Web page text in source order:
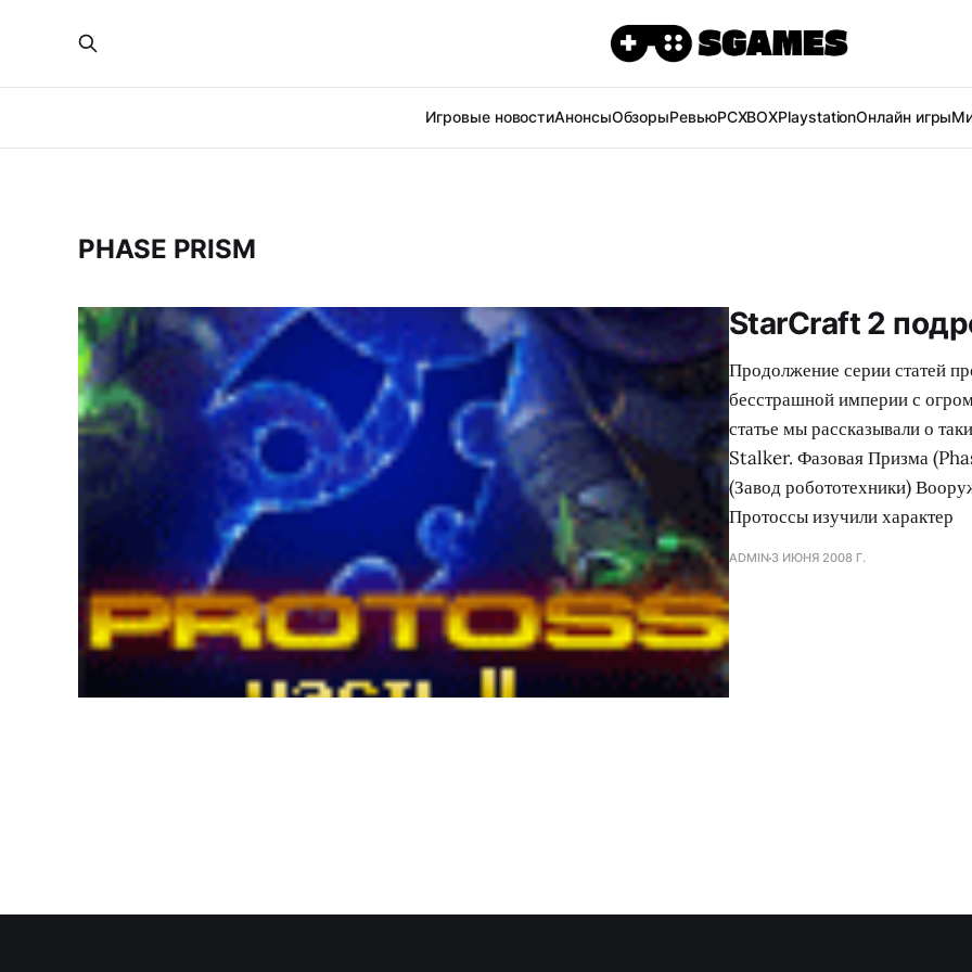
Игровые новостиАнонсыОбзорыРевьюPCXBOXPlaystationОнлайн игры
PHASE PRISM
StarCraft 2
Продолжение серии статей
бесстрашной империи с
статье мы рассказывали о
Stalker. Фазовая Призма
(Завод робототехники)
Протоссы изучили характер
ADMIN 3 ИЮНЯ 2008 Г.